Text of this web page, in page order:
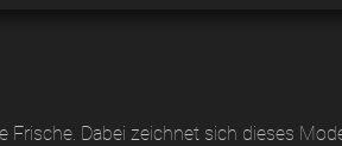
Dabei zeichnet sich dieses